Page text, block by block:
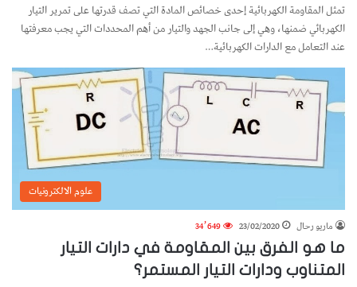
تمثل المقاومة الكهربائية إحدى خصائص المادة التي تصف قدرتها على تمرير التيار
الكهربائي ضمنها، وهي إلى جانب الجهد والتيار من أهم المحددات التي يجب معرفتها
عند التعامل مع الدارات الكهربائية…
علوم الالكترونيات
ماريو رحال 23/02/2020
34٬649
ما هو الفرق بين المقاومة في دارات التيار
المتناوب ودارات التيار المستمر؟